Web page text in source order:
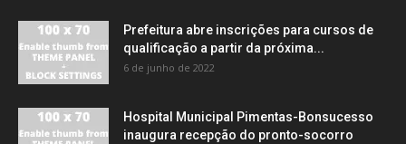
Prefeitura abre inscrições para cursos de
qualificação a partir da próxima...
6 de junho de 2022
Hospital Municipal Pimentas-Bonsucesso
inaugura recepção do pronto-socorro